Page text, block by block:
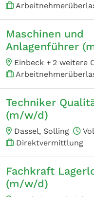
Maschinen und
Anlagenführer
Einbeck + 2 weitere
Techniker
(m/w/d)
Dassel, Solling
Direktvermittlung
Fachkraft
(m/w/d)